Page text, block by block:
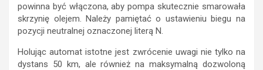
powinna być włączona, aby pompa skutecznie smarowała
skrzynię olejem. Należy pamiętać o ustawieniu biegu na
pozycji neutralnej oznaczonej literą N.
Holując automat istotne jest zwrócenie uwagi nie tylko na
dystans 50 km, ale również na maksymalną dozwoloną